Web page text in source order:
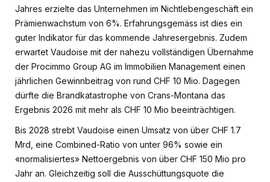
Jahres erzielte das Unternehmen im Nichtlebengeschäft ein
Prämienwachstum von 6%. Erfahrungsgemäss ist dies ein
guter Indikator für das kommende Jahresergebnis. Zudem
erwartet Vaudoise mit der nahezu vollständigen Übernahme
der Procimmo Group AG im Immobilien Management einen
jährlichen Gewinnbeitrag von rund CHF 10 Mio. Dagegen
dürfte die Brandkatastrophe von Crans-Montana das
Ergebnis 2026 mit mehr als CHF 10 Mio beeinträchtigen.
Bis 2028 strebt Vaudoise einen Umsatz von über CHF 1.7
Mrd, eine Combined-Ratio von unter 96% sowie ein
«normalisiertes» Nettoergebnis von über CHF 150 Mio pro
Jahr an. Gleichzeitig soll die Ausschüttungsquote die